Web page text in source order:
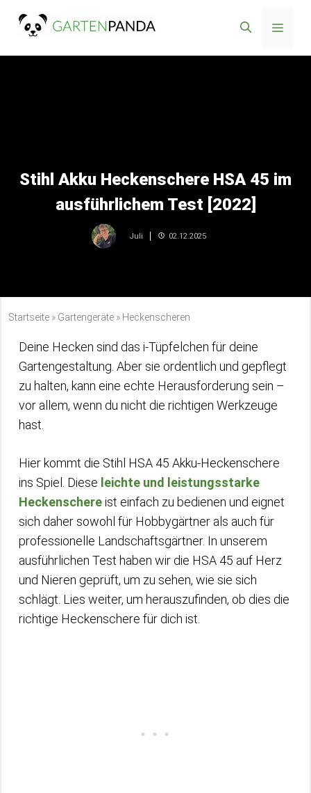
Inhalt
Menü
Stihl Akku Heckenschere HSA 45 im
ausführlichem Test [2022]
Juli 02.12.2025
Startseite » Gartengeräte » Heckenscheren
Deine Hecken sind das i-Tüpfelchen für deine
Gartengestaltung. Aber sie ordentlich und gepflegt
zu halten, kann eine echte Herausforderung sein –
vor allem, wenn du nicht die richtigen Werkzeuge
hast.
Hier kommt die Stihl HSA 45 Akku-Heckenschere
ins Spiel. Diese leichte und leistungsstarke
Heckenschereist einfach zu bedienen und eignet
sich daher sowohl für Hobbygärtner als auch für
professionelle Landschaftsgärtner. In unserem
ausführlichen Test haben wir die HSA 45 auf Herz
und Nieren geprüft, um zu sehen, wie sie sich
schlägt. Lies weiter, um herauszufinden, ob dies die
richtige Heckenschere für dich ist.